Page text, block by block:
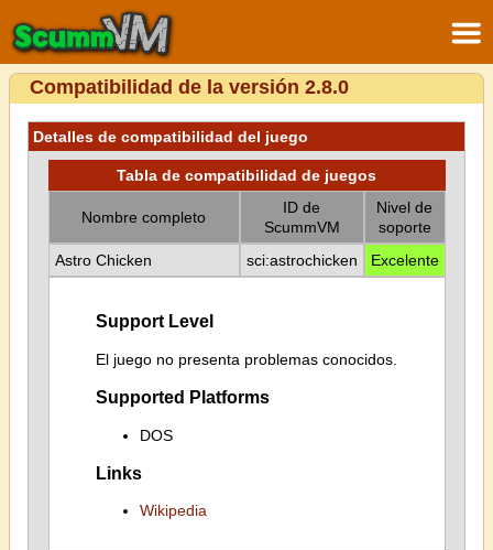
Compatibilidad de la versión 2.8.0
Detalles de compatibilidad del juego
Tabla de compatibilidad de juegos
Nombre completo
ID de
ScummVM
Nivel de
soporte
Astro Chicken
sci:astrochicken Excelente
Support Level
El juego no presenta problemas conocidos.
Supported Platforms
DOS
Links
Wikipedia